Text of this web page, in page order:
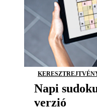
Napi
verzió